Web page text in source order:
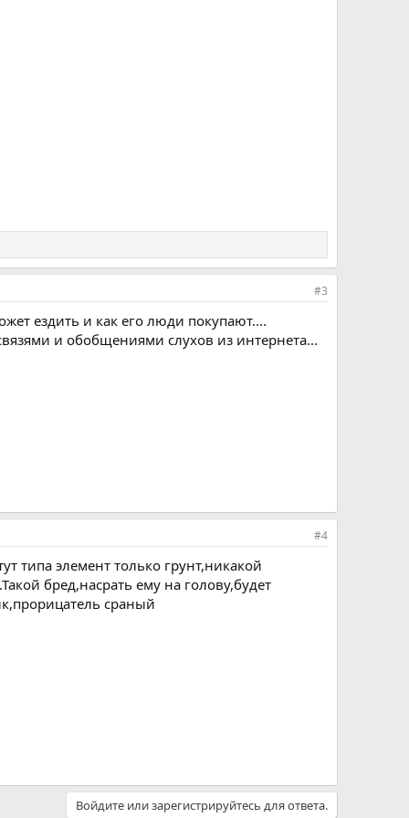
#3
ездить и как его люди покупают....
и обобщениями слухов из интернета...
#4
типа элемент только грунт,никакой
бред,насрать ему на голову,будет
сраный
Войдите или зарегистрируйтесь для ответа.